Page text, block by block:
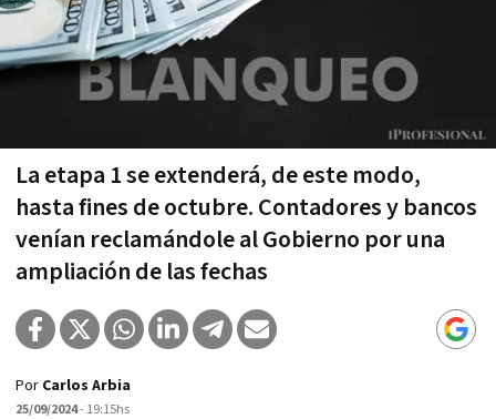
La etapa 1 se extenderá, de este modo,
hasta fines de octubre. Contadores y bancos
venían reclamándole al Gobierno por una
ampliación de las fechas
Por Carlos Arbia
25/09/2024- 19:15hs